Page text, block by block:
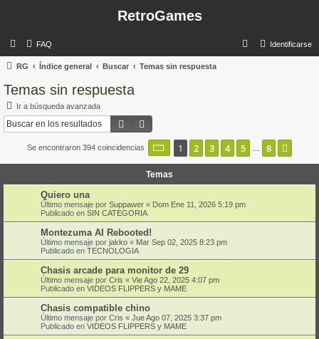
RetroGames
FAQ Identificarse
RG Índice general Buscar Temas sin respuesta
Temas sin respuesta
Ir a búsqueda avanzada
Buscar
Se encontraron 394 coincidencias Página de
1 2 3 4 5 8
Temas
Quiero una
Último mensaje por Suppawer « Dom Ene 11, 2026 5:19 pm
Publicado en SIN CATEGORIA
Montezuma AI Rebooted!
Último mensaje por jakko « Mar Sep 02, 2025 8:23 pm
Publicado en TECNOLOGIA
Chasis arcade para monitor de 29
Último mensaje por Cris « Vie Ago 22, 2025 4:07 pm
Publicado en VIDEOS FLIPPERS y MAME
Chasis compatible chino
Último mensaje por Cris « Jue Ago 07, 2025 3:37 pm
Publicado en VIDEOS FLIPPERS y MAME